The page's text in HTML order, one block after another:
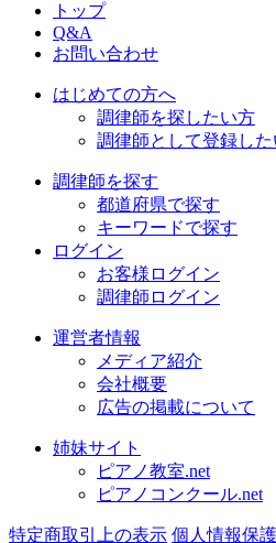
トップ
Q&A
お問い合わせ
はじめての方へ
調律師を探したい方
調律師として登録し
調律師を探す
都道府県で探す
キーワードで探す
ログイン
お客様ログイン
調律師ログイン
運営者情報
メディア紹介
会社概要
広告の掲載について
姉妹サイト
ピアノ教室.net
ピアノコンクール.net
特定商取引上の表示 個人情報保